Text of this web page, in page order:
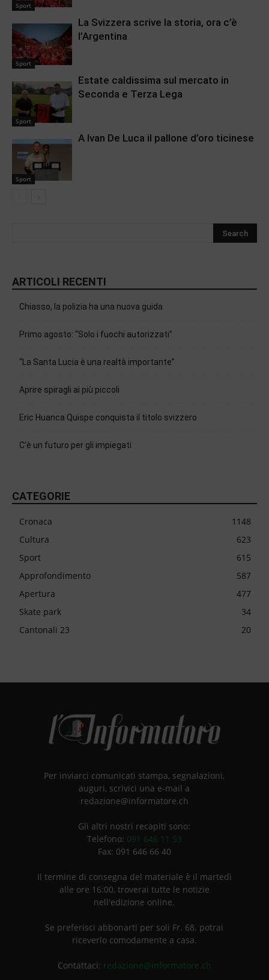
Sport
Sport
La Svizzera scrive la storia, ora c’è
l’Argentina
Sport
Estate caldissima sul mercato in
Seconda e Terza Lega
Sport
A Ivan De Luca il pallone d’oro ticinese
ARTICOLI RECENTI
Chiasso, la polizia ha una nuova guida
Primo agosto: “Solo i fuochi autorizzati”
“La Santa Lucia è una realtà importante”
Aprire spiragli ai più piccoli
Eric Huanca Quispe conquista il titolo svizzero
C’è un futuro per gli impiegati
CATEGORIE
Cronaca
1148
Cultura
623
Sport
615
Approfondimento
587
Apertura
477
Skate park
34
Cantonali 23
20
Per inviarci comunicati stampa, segnalazioni,
auguri, scrivici una e-mail a
redazione@informatore.ch
Gli altri nostri recapiti sono:
Telefono: 091 646 11 53
Fax: 091 646 66 40
Il termine di consegna del materiale è il martedì
alle ore 16:00, troverai tutte le notizie
nell'edizione online.
Se preferisci abbonarti per soli Fr. 68. potrai
riceverlo comodamente a casa.
Contattaci: redazione@informatore.ch